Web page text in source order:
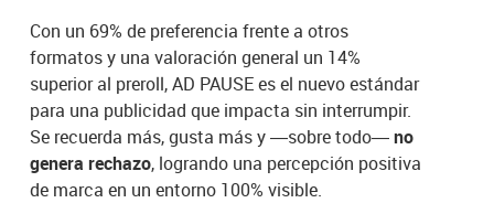
Con un 69% de preferencia frente a otros
formatos y una valoración general un 14%
superior al preroll, AD PAUSE es el nuevo estándar
para una publicidad que impacta sin interrumpir.
Se recuerda más, gusta más y —sobre todo—no
genera rechazo, logrando una percepción positiva
de marca en un entorno 100% visible.